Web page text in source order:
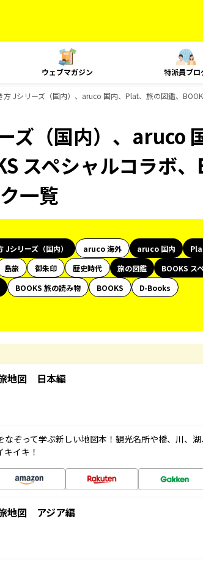
ウェブマガジン 特派員ブロ
方 Jシリーズ（国内）、aruco 国内、Plat、旅の図鑑、
ズ（国内）、aruco
スペシャルコラボ、
一覧
Jシリーズ（国内） aruco 海外 aruco 国内
島旅 御朱印 歴史時代 旅の図鑑
BOOKS ス
BOOKS 旅の読み物 BOOKS
D-Books
地図 日本編
なぞって学ぶ新しい地図本！観光名所や橋、川、
イキ！
地図 アジア編